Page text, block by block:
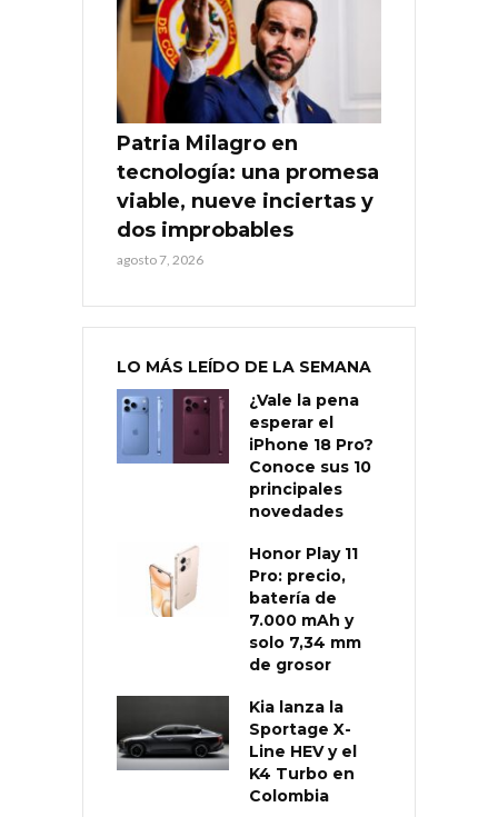
Patria Milagro en
tecnología: una promesa
viable, nueve inciertas y
dos improbables
agosto 7, 2026
LO MÁS LEÍDO DE LA SEMANA
¿Vale la pena
esperar el
iPhone 18 Pro?
Conoce sus 10
principales
novedades
Honor Play 11
Pro: precio,
batería de
7.000 mAh y
solo 7,34 mm
de grosor
Kia lanza la
Sportage X-
Line HEV y el
K4 Turbo en
Colombia